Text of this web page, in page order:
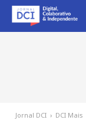
Jornal DCI › DCI Mais